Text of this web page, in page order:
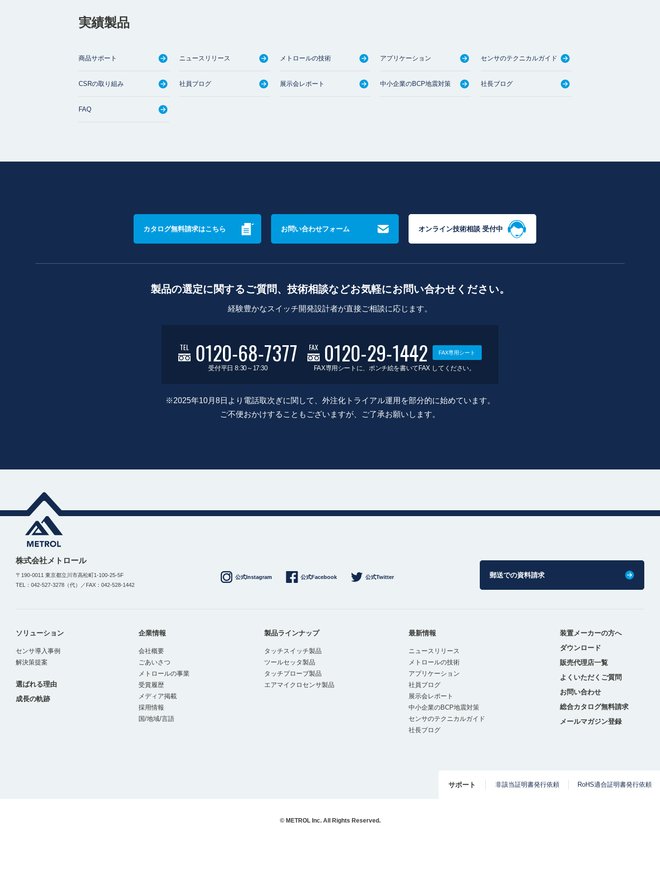
実績製品
商品サポート ニュースリリース メトロールの技術 アプリケーション センサのテクニカルガイド
CSRの取り組み 社員ブログ 展示会レポート 中小企業のBCP地震対策 社長ブログ
FAQ
カタログ無料請求はこちら お問い合わせフォーム オンライン技術相談 受付中
製品の選定に関するご質問、技術相談などお気軽にお問い合わせください。
経験豊かなスイッチ開発設計者が直接ご相談に応じます。
TEL 0120-68-7377
受付平日 8:30～17:30
FAX 0120-29-1442 FAX専用シート
FAX専用シートに、ポンチ絵を書いてFAX してください。
※2025年10月8日より電話取次ぎに関して、外注化トライアル運用を部分的に始めています。
ご不便おかけすることもございますが、ご了承お願いします。
株式会社メトロール
〒190-0011 東京都立川市高松町1-100-25-5F
TEL：042-527-3278（代）／FAX：042-528-1442
公式Instagram 公式Facebook 公式Twitter 郵送での資料請求
ソリューション
センサ導入事例
解決策提案
選ばれる理由
成長の軌跡
企業情報
会社概要
ごあいさつ
メトロールの事業
受賞履歴
メディア掲載
採用情報
国/地域/言語
製品ラインナップ
タッチスイッチ製品
ツールセッタ製品
タッチプローブ製品
エアマイクロセンサ製品
最新情報
ニュースリリース
メトロールの技術
アプリケーション
社員ブログ
展示会レポート
中小企業のBCP地震対策
センサのテクニカルガイド
社長ブログ
装置メーカーの方へ
ダウンロード
販売代理店一覧
よくいただくご質問
お問い合わせ
総合カタログ無料請求
メールマガジン登録
サポート 非該当証明書発行依頼 RoHS適合証明書発行依頼
© METROL Inc. All Rights Reserved.